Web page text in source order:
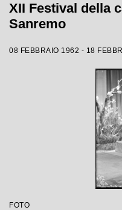
XII Festival della
Sanremo
08 FEBBRAIO 1962 - 18
FOTO